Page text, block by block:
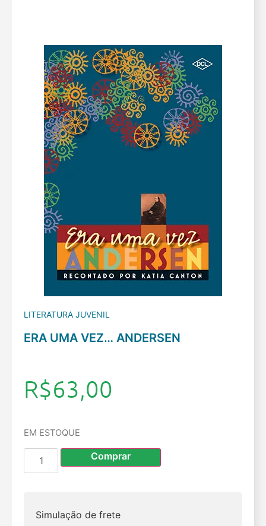
LITERATURA JUVENIL
ERA UMA VEZ… ANDERSEN
R$63,00
EM ESTOQUE
Comprar
Simulação de frete